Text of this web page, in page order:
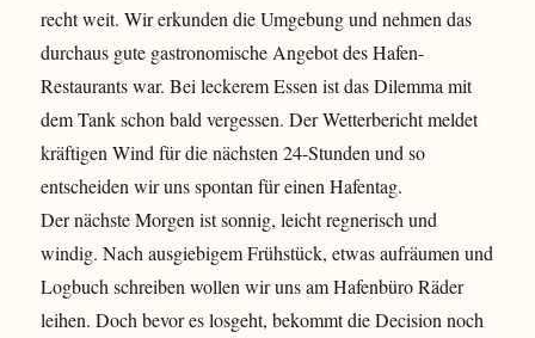
recht weit. Wir erkunden die Umgebung und nehmen das
durchaus gute gastronomische Angebot des Hafen-
Restaurants war. Bei leckerem Essen ist das Dilemma mit
dem Tank schon bald vergessen. Der Wetterbericht meldet
kräftigen Wind für die nächsten 24-Stunden und so
entscheiden wir uns spontan für einen Hafentag.
Der nächste Morgen ist sonnig, leicht regnerisch und
windig. Nach ausgiebigem Frühstück, etwas aufräumen und
Logbuch schreiben wollen wir uns am Hafenbüro Räder
leihen. Doch bevor es losgeht, bekommt die Decision noch